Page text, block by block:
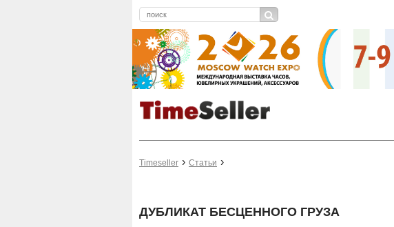
Timeseller Статьи
ДУБЛИКАТ БЕСЦЕННОГО ГРУЗА